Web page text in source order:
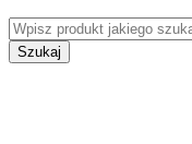
Szukaj